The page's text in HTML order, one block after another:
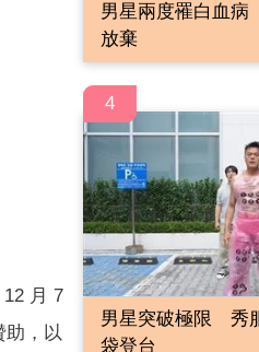
月 7
助，以
男星兩度罹白血
放棄
4
男星突破極限 秀
袋登台